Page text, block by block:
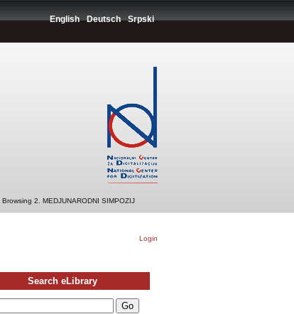
English Deutsch Srpski
Browsing 2. MEDJUNARODNI SIMPOZIJ
Login
Search eLibrary